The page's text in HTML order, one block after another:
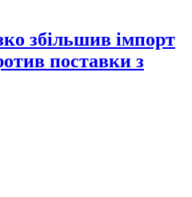
збільшив імпорт
поставки з